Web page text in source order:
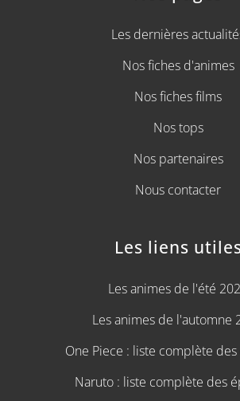
Les dernières
Nos fiches d'animes
Nos fiches films
Nos tops
Nos partenaires
Nous contacter
Les liens
Les animes de l'été
Les animes de l'automne
One Piece : liste complète
Naruto : liste complète des